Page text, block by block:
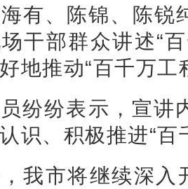
有、陈锦、陈锐
干部群众讲述“
地推动“百千万工
纷纷表示，宣讲
识、积极推进“
我市将继续深入